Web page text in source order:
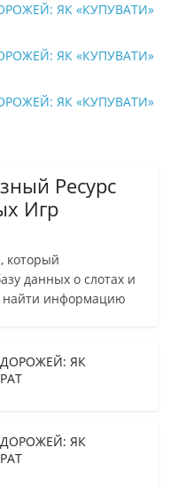
ЯК «КУПУВАТИ»
ЯК «КУПУВАТИ»
ЯК «КУПУВАТИ»
Ресурс
Игр
который
данных о слотах и
найти информацию
ЯК
ЯК